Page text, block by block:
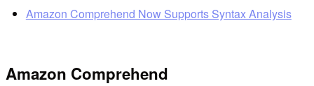
Amazon Comprehend Now Supports Syntax Analysis
Amazon Comprehend